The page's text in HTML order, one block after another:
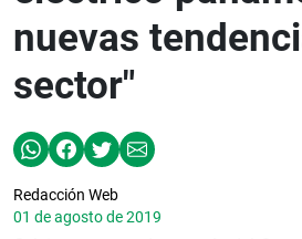
nuevas
sector"
Redacción Web
01 de agosto de 2019